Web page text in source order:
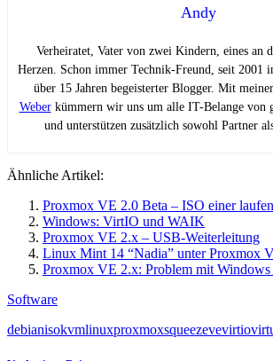
Andy
Verheiratet, Vater von zwei Kindern, eines an
Herzen. Schon immer Technik-Freund, seit 2001
über 15 Jahren begeisterter Blogger. Mit
Weberkümmern wir uns um alle IT-Belange von
und unterstützen zusätzlich sowohl Partner
Ähnliche Artikel:
Proxmox VE 2.0 Beta – ISO einer
Windows: VirtIO und WAIK
Proxmox VE 2.x – USB-Weiterleitung
Linux Mint 14 “Nadia” unter Proxmox
Proxmox VE 2.x: Problem mit
Software
debianisokvmlinuxproxmoxsqueezevevirtio